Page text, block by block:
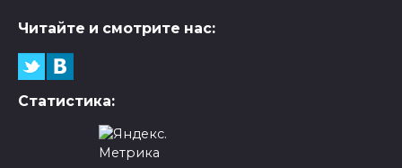
Читайте и смотрите нас:
Статистика: